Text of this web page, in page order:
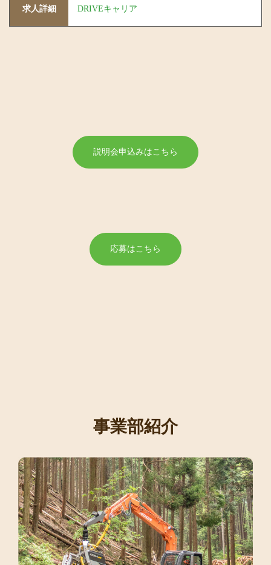
求人詳細 DRIVEキャリア
説明会申込みはこちら
応募はこちら
事業部紹介